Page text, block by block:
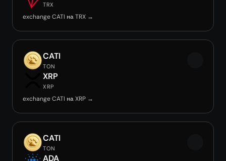
TRX
exchange CATI на TRX →
CATI
TON
XRP
XRP
exchange CATI на XRP →
CATI
TON
ADA